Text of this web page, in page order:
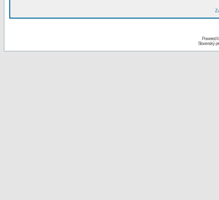
Powered
Slovenský